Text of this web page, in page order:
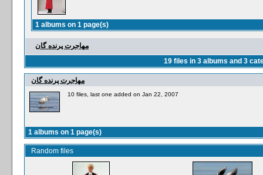
1 albums on 1 page(s)
مهاجرت پرنده گان
19files in 3albums and 3
مهاجرت پرنده گان
10 files, last one added on Jan 22, 2007
1 albums on 1 page(s)
Random files